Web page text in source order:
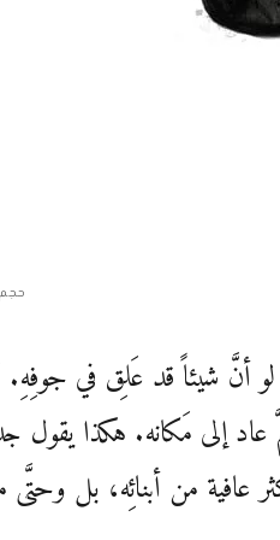
أنَّ شيئاً قد عَلِق في جوفِهِ.
إلى مَكانه. هكذا
عافية من أبنائِه، بل